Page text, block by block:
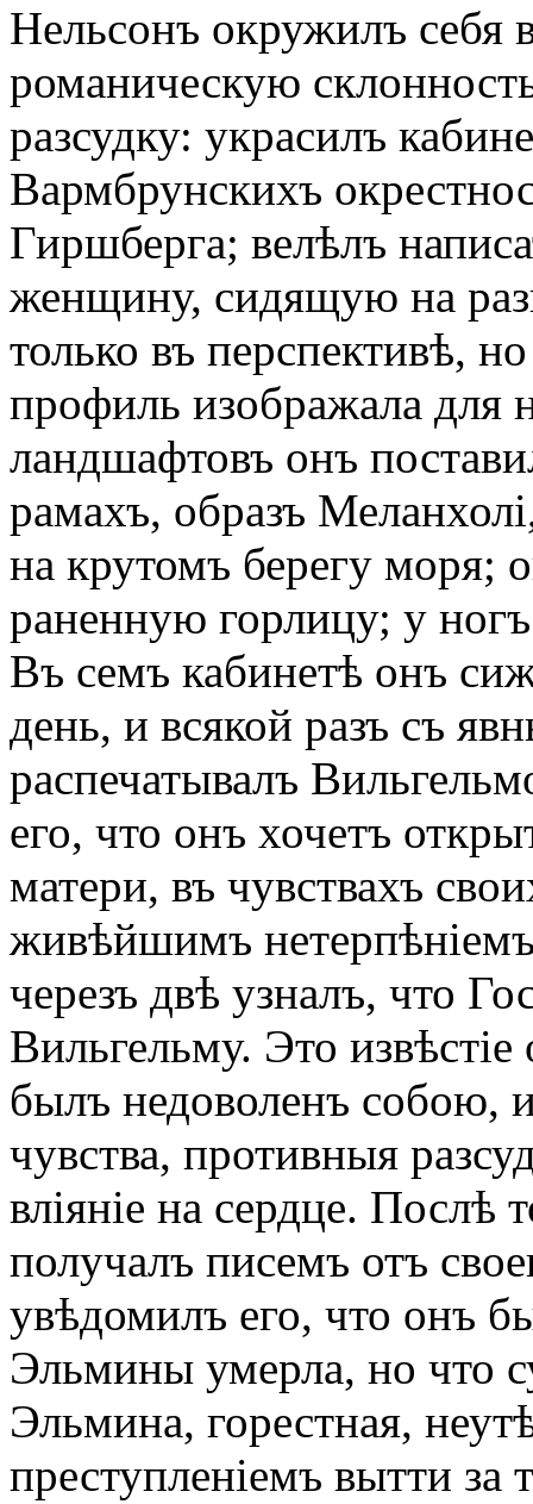
Нельсонъ окружилъ себя
романическую
разсудку: украсилъ
Вармбрунскихъ
Гиршберга; велѣлъ
женщину, сидящую на
только въ перспективѣ,
профиль изображала для
ландшафтовъ онъ
рамахъ, образъ
на крутомъ берегу моря;
раненную горлицу; у
Въ семъ кабинетѣ онъ
день, и всякой разъ съ
распечатывалъ
его, что онъ хочетъ
матери, въ чувствахъ
живѣйшимъ
черезъ двѣ узналъ, что
Вильгельму. Это
былъ недоволенъ собою,
чувства, противныя
вліяніе на сердце. Послѣ
получалъ писемъ отъ
увѣдомилъ его, что онъ
Эльмины умерла, но что
Эльмина, горестная,
преступленіемъ вытти за